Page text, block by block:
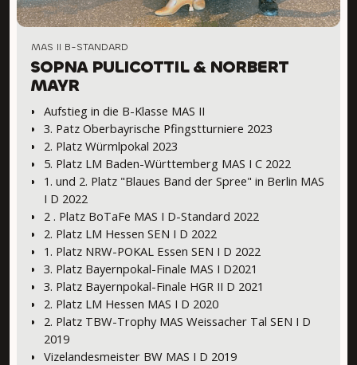
MAS II B-STANDARD
SOPNA PULICOTTIL & NORBERT
MAYR
Aufstieg in die B-Klasse MAS II
3. Patz Oberbayrische Pfingstturniere 2023
2. Platz Würmlpokal 2023
5. Platz LM Baden-Württemberg MAS I C 2022
1. und 2. Platz "Blaues Band der Spree" in Berlin MAS
I D 2022
2 . Platz BoTaFe MAS I D-Standard 2022
2. Platz LM Hessen SEN I D 2022
1. Platz NRW-POKAL Essen SEN I D 2022
3. Platz Bayernpokal-Finale MAS I D2021
3. Platz Bayernpokal-Finale HGR II D 2021
2. Platz LM Hessen MAS I D 2020
2. Platz TBW-Trophy MAS Weissacher Tal SEN I D
2019
Vizelandesmeister BW MAS I D 2019